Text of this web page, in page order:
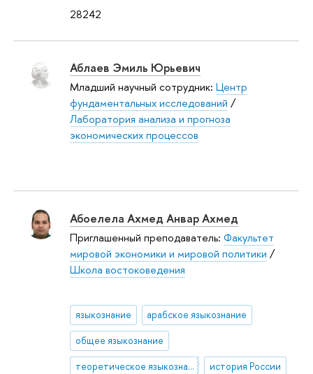
28242
Аблаев Эмиль Юрьевич
Младший научный сотрудник: Центр
фундаментальных исследований /
Лаборатория анализа и прогноза
экономических процессов
Абоелела Ахмед Анвар Ахмед
Приглашенный преподаватель: Факультет
мировой экономики и мировой политики /
Школа востоковедения
языкознание арабское языкознание
общее языкознание
теоретическое языкознание история России